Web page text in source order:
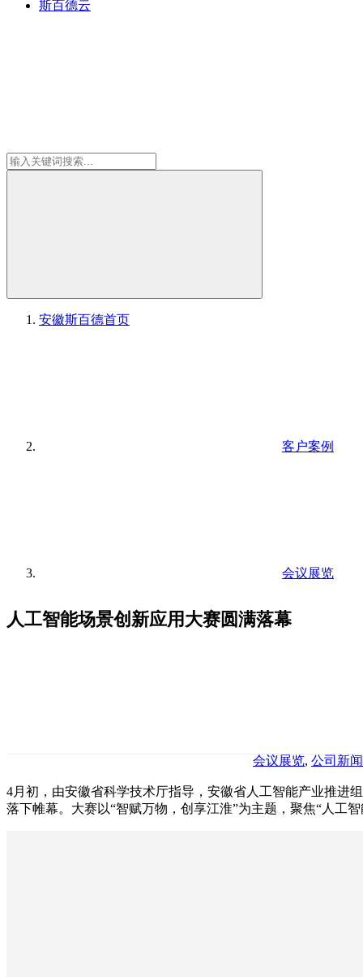
斯百德云
安徽斯百德首页
客户案例
会议展览
人工智能场景创新应用大赛圆满落幕
会议展览, 公司新闻
4月初，由安徽省科学技术厅指导，安徽省人工智能产业推进
落下帷幕。大赛以“智赋万物，创享江淮”为主题，聚焦“人工